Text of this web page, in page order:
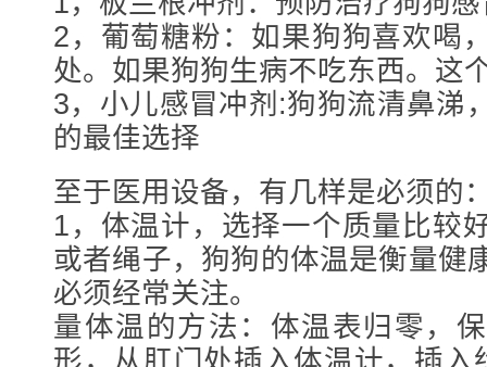
2，葡萄糖粉：如果狗狗喜欢喝
处。如果狗狗生病不吃东西。这
3，小儿感冒冲剂:狗狗流清鼻涕
的最佳选择
至于医用设备，有几样是必须的
1，体温计，选择一个质量比较
或者绳子，狗狗的体温是衡量健
必须经常关注。
量体温的方法：体温表归零，